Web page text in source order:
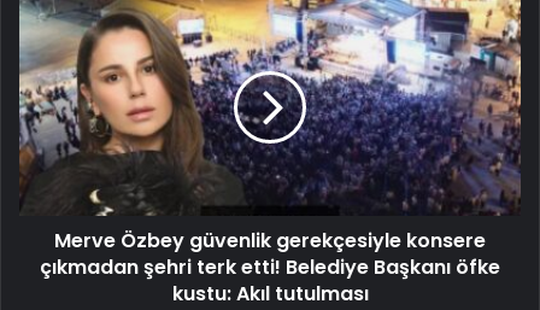
Merve Özbey güvenlik gerekçesiyle konsere
çıkmadan şehri terk etti! Belediye Başkanı öfke
kustu: Akıl tutulması